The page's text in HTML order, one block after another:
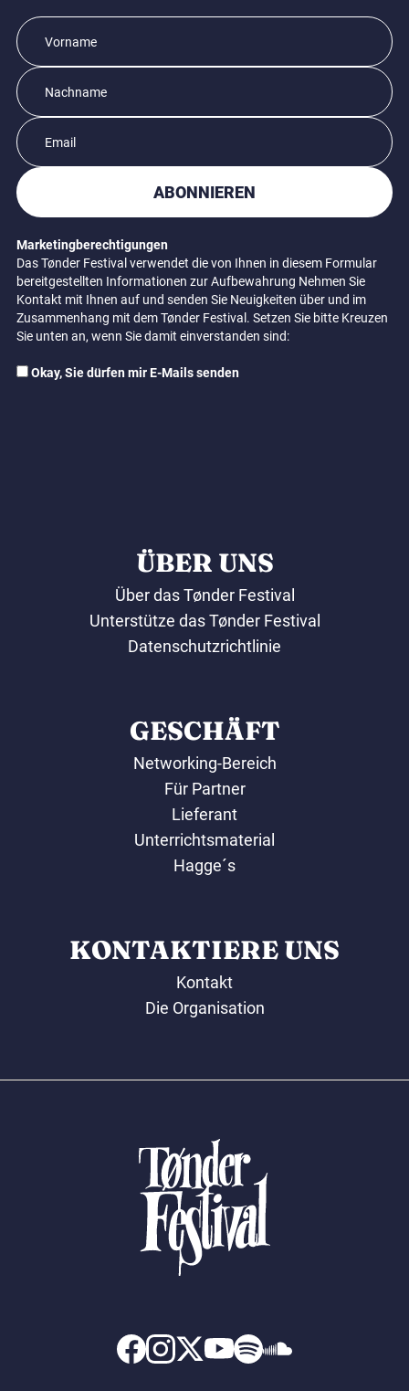
ABONNIEREN
Marketingberechtigungen
Das Tønder Festival verwendet die von Ihnen in diesem Formular
bereitgestellten Informationen zur Aufbewahrung Nehmen Sie
Kontakt mit Ihnen auf und senden Sie Neuigkeiten über und im
Zusammenhang mit dem Tønder Festival. Setzen Sie bitte Kreuzen
Sie unten an, wenn Sie damit einverstanden sind:
Okay, Sie dürfen mir E-Mails senden
ÜBER UNS
Über das Tønder Festival
Unterstütze das Tønder Festival
Datenschutzrichtlinie
GESCHÄFT
Networking-Bereich
Für Partner
Lieferant
Unterrichtsmaterial
Hagge´s
KONTAKTIERE UNS
Kontakt
Die Organisation